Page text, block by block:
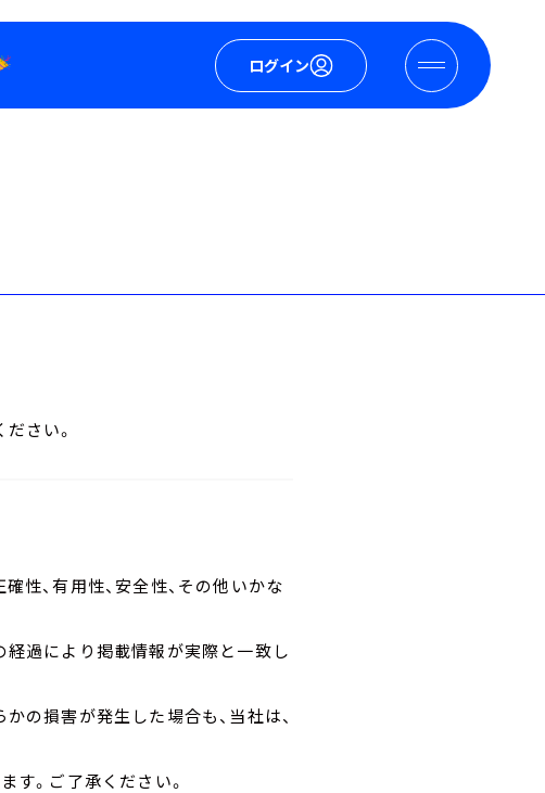
ログイン
さい。
性、有用性、安全性、その他いかな
経過により掲載情報が実際と一致し
の損害が発生した場合も、当社は、
す。ご了承ください。